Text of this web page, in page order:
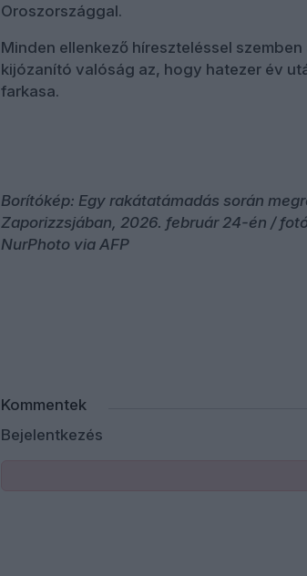
Oroszországgal.
Minden ellenkező híreszteléssel
kijózanító valóság az, hogy hatezer év
farkasa.
Borítókép: Egy rakátatámadás során
Zaporizzsjában, 2026. február 24-én /
NurPhoto via AFP
Kommentek
Bejelentkezés